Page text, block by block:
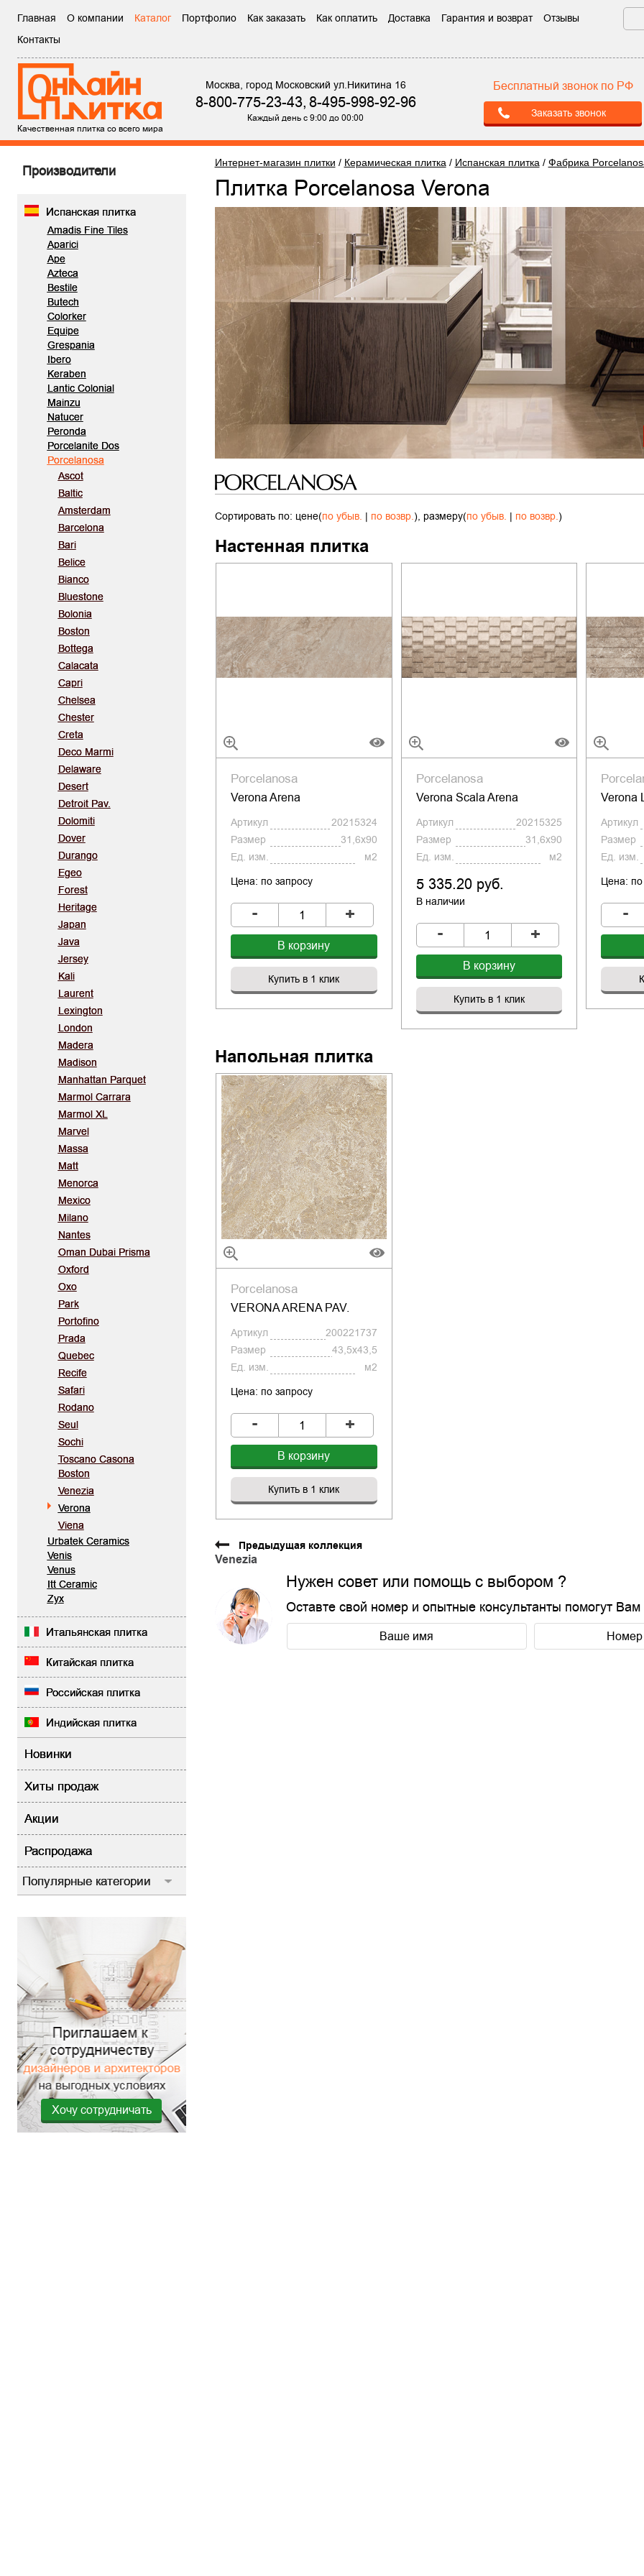
Главная О компании Каталог Портфолио Как заказать Как оплатить Доставка Гарантия и возврат
Отзывы
Контакты
Качественная плитка со всего мира
Москва, город Московский ул.Никитина 16
8-800-775-23-43,8-495-998-92-96
Каждый день с 9:00 до 00:00
Бесплатный звонок по РФ
Заказать звонок
Производители
Испанская плитка
Amadis Fine Tiles
Aparici
Ape
Azteca
Bestile
Butech
Colorker
Equipe
Grespania
Ibero
Keraben
Lantic Colonial
Mainzu
Natucer
Peronda
Porcelanite Dos
Porcelanosa
Ascot
Baltic
Amsterdam
Barcelona
Bari
Belice
Bianco
Bluestone
Bolonia
Boston
Bottega
Calacata
Capri
Chelsea
Chester
Creta
Deco Marmi
Delaware
Desert
Detroit Pav.
Dolomiti
Dover
Durango
Egeo
Forest
Heritage
Japan
Java
Jersey
Kali
Laurent
Lexington
London
Madera
Madison
Manhattan Parquet
Marmol Carrara
Marmol XL
Marvel
Massa
Matt
Menorca
Mexico
Milano
Nantes
Oman Dubai Prisma
Oxford
Oxo
Park
Portofino
Prada
Quebec
Recife
Safari
Rodano
Seul
Sochi
Toscano Casona
Boston
Venezia
Verona
Viena
Urbatek Ceramics
Venis
Venus
Itt Ceramic
Zyx
Итальянская плитка
Китайская плитка
Российская плитка
Индийская плитка
Новинки
Хиты продаж
Акции
Распродажа
Популярные категории
Хочу сотрудничать
Интернет-магазин плитки / Керамическая плитка / Испанская плитка / Фабрика
Плитка Porcelanosa Verona
Сортировать по: цене(по убыв. | по возвр.), размеру(по убыв. | по возвр.)
Настенная плитка
Porcelanosa
Verona Arena
Артикул
20215324
Размер
31,6x90
Ед. изм.
м2
Цена: по запросу
- +
В корзину
Купить в 1 клик
Porcelanosa
Verona Scala Arena
Артикул
20215325
Размер
31,6x90
Ед. изм.
м2
5 335.20 руб.
В наличии
- +
В корзину
Купить в 1 клик
Verona
Артикул
Размер
Ед. изм.
Цена: по
-
Напольная плитка
Porcelanosa
VERONA ARENA PAV.
Артикул
200221737
Размер
43,5x43,5
Ед. изм.
м2
Цена: по запросу
- +
В корзину
Купить в 1 клик
Предыдущая коллекция
Venezia
Нужен совет или помощь с выбором ?
Оставте свой номер и опытные консультанты помогут Вам